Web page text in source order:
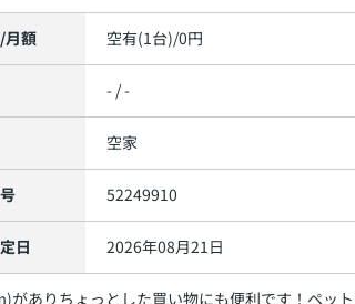
月額 空有(1台)/0円
- / -
空家
52249910
日 2026年08月21日
ありちょっとした買い物にも便利です！ペット